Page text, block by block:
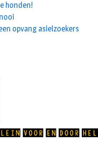
honden!
opvang asielzoekers